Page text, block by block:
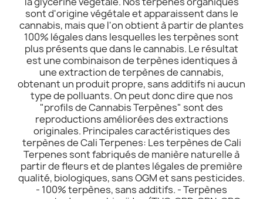
sont d'origine végétale et apparaissent dans le
cannabis, mais que l'on obtient à partir de plantes
100% légales dans lesquelles les terpènes sont
plus présents que dans le cannabis. Le résultat
est une combinaison de terpènes identiques à
une extraction de terpènes de cannabis,
obtenant un produit propre, sans additifs ni aucun
type de polluants. On peut donc dire que nos
"profils de Cannabis Terpènes" sont des
reproductions améliorées des extractions
originales. Principales caractéristiques des
terpènes de Cali Terpenes: Les terpènes de Cali
Terpenes sont fabriqués de manière naturelle à
partir de fleurs et de plantes légales de première
qualité, biologiques, sans OGM et sans pesticides.
- 100% terpènes, sans additifs. - Terpènes